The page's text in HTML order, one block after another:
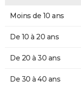
Moins de 10 ans
De 10 à 20 ans
De 20 à 30 ans
De 30 à 40 ans